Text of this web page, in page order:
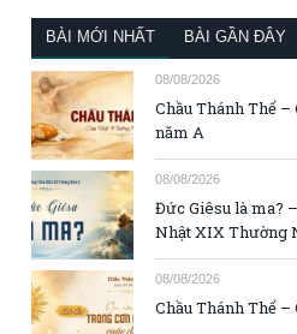
BÀI MỚI NHẤT BÀI GẦN ĐÂY
08/08/2026
Chầu Thánh Thể –
năm A
08/08/2026
Đức Giêsu là ma?
Nhật XIX Thường
08/08/2026
Chầu Thánh Thể –